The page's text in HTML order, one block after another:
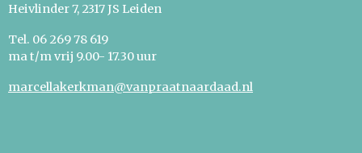
Heivlinder 7, 2317 JS Leiden
Tel. 06 269 78 619
ma t/m vrij 9.00- 17.30 uur
marcellakerkman@vanpraatnaardaad.nl